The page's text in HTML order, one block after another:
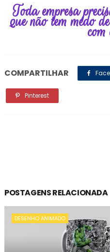
Toda empresa
que não tem medo
COMPARTILHAR
Pinterest
POSTAGENS RELACIONADA
DESENHO ANIMADO